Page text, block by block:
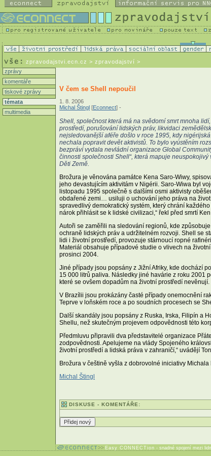
zpravodajstvi.ecn.cz > zpravodajství >
zprávy
komentáře
tiskové zprávy
témata
multimedia
V čem se Shell nepoučil
1. 8. 2006
Michal Štingl [Econnect] -
Shell, společnost která má na svědomí smrt mnoha
prostředí, porušování lidských práv, likvidaci
nejsledovanější aféře došlo v roce 1995, kdy
nechala popravit devět aktivistů. To bylo vyústěním
bezpráví vydala nevládní organizace Global
činnosti společnosti Shell“, která mapuje
Děti Země.
Brožura je věnována památce Kena Saro-Wiwy,
jeho devastujícím aktivitám v Nigérii. Saro-Wiwa byl
listopadu 1995 společně s dalšími osmi aktivisty
obdařené zemi… usiluji o uchování jeho práva na
spravedlivý demokratický systém, který chrání
nárok přihlásit se k lidské civilizaci,“ řekl před smrtí Ken
Autoři se zaměřili na sledování regionů, kde
ochraně lidských práv a udržitelném rozvoji. Shell se
lidi i životní prostředí, provozuje stárnoucí ropné
Materiál obsahuje případové studie o vlivech na
prosinci 2004.
Jiné případy jsou popsány z Jižní Afriky, kde dochází
15 000 litrů paliva. Následky jiné havárie z roku 2001
které se ovšem dopadům na životní prostředí nevěnují.
V Brazílii jsou prokázány časté případy onemocnění
Teprve v loňském roce a po soudních procesech se
Další skandály jsou popsány z Ruska, Irska, Filipín a
Shellu, než skutečným projevem odpovědnosti této
Předmluvu připravili dva představitelé organizace
zodpovědnosti. Apelujeme na vlády Spojeného
životní prostředí a lidská práva v zahraničí,“ uvádějí
Brožura v češtině vyšla z dobrovolné iniciativy
Michal Štingl
DISKUSE - KOMENTÁŘE:
Easy CONNECTion - snadné spojení mezi